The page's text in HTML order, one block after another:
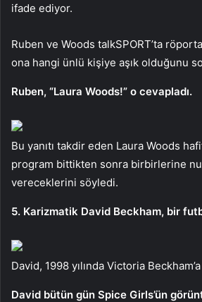
ifade ediyor.
Ruben ve Woods talkSPORT’ta
ona hangi ünlü kişiye aşık olduğunu
Ruben, “Laura Woods!” o cevapladı.
Bu yanıtı takdir eden Laura Woods
program bittikten sonra birbirlerine
vereceklerini söyledi.
5. Karizmatik David Beckham, bir
David, 1998 yılında Victoria
David bütün gün Spice Girls’ün